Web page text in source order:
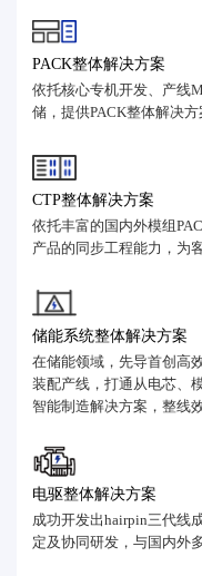
PACK整体解决方案
依托核心专机开发、产线
储，提供PACK整体解决
CTP整体解决方案
依托丰富的国内外模组
产品的同步工程能力，为
储能系统整体解决方案
在储能领域，先导首创高
装配产线，打通从电芯、
智能制造解决方案，整线
电驱整体解决方案
成功开发出hairpin三代线
定及协同研发，与国内外